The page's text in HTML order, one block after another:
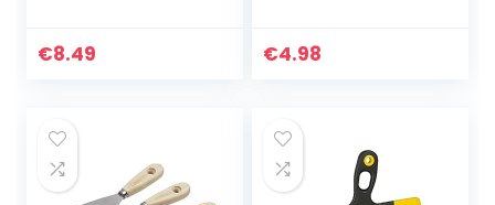
(26 x 1,6 cm),
100 stuks
€8.49
stuks
€4.98